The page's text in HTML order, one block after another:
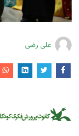
علی رضی